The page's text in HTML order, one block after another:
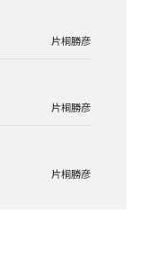
片桐勝彦
片桐勝彦
片桐勝彦